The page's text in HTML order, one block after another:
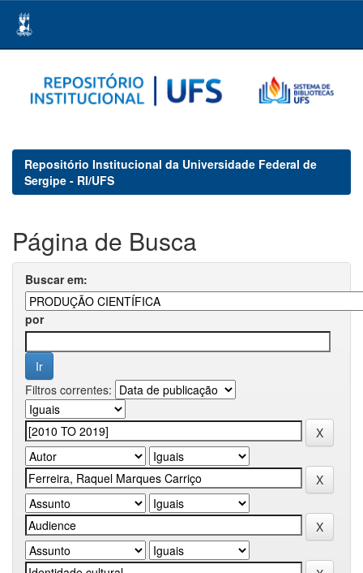
navigation
Repositório Institucional da Universidade Federal de
Sergipe - RI/UFS
Página de Busca
Buscar em:
por
Filtros correntes: